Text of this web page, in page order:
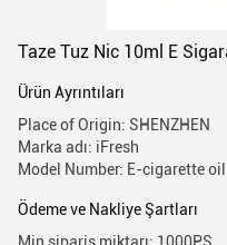
Taze Tuz Nic 10ml E
Ürün Ayrıntıları
Place of Origin: SHENZHEN
Marka adı: iFresh
Model Number: E-cigarette oil
Ödeme ve Nakliye Şartları